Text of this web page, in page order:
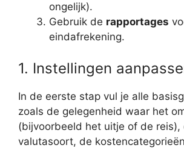
ongelijk).
Gebruik de rapportages
eindafrekening.
1. Instellingen
In de eerste stap vul je alle
zoals de gelegenheid waar het
(bijvoorbeeld het uitje of de reis),
valutasoort, de